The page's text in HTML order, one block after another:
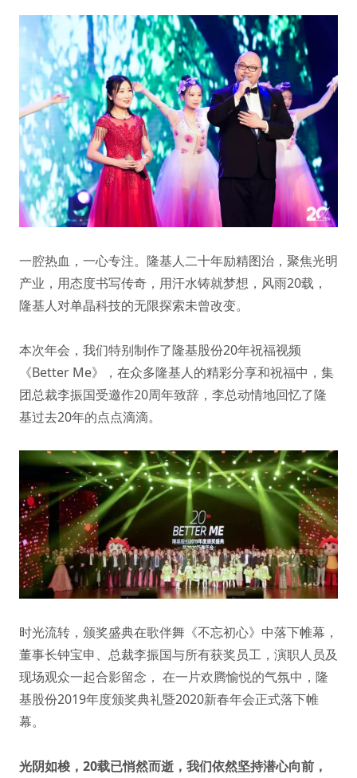
一腔热血，一心专注。隆基人二十年励精图治，聚焦光明
产业，用态度书写传奇，用汗水铸就梦想，风雨20载，
隆基人对单晶科技的无限探索未曾改变。
本次年会，我们特别制作了隆基股份20年祝福视频
《Better Me》，在众多隆基人的精彩分享和祝福中，集
团总裁李振国受邀作20周年致辞，李总动情地回忆了隆
基过去20年的点点滴滴。
时光流转，颁奖盛典在歌伴舞《不忘初心》中落下帷幕，
董事长钟宝申、总裁李振国与所有获奖员工，演职人员及
现场观众一起合影留念， 在一片欢腾愉悦的气氛中，隆
基股份2019年度颁奖典礼暨2020新春年会正式落下帷
幕。
光阴如梭，20载已悄然而逝，我们依然坚持潜心向前，